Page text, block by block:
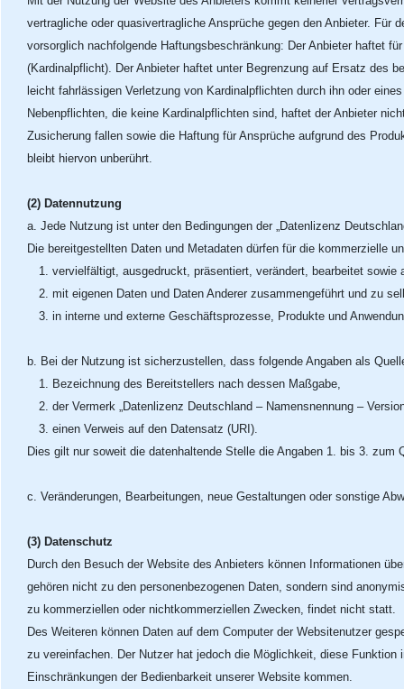
vertragliche oder quasivertragliche Ansprüche gegen den Anbieter.
vorsorglich nachfolgende Haftungsbeschränkung: Der Anbieter haftet
(Kardinalpflicht). Der Anbieter haftet unter Begrenzung auf Ersatz des
leicht fahrlässigen Verletzung von Kardinalpflichten durch ihn oder
Nebenpflichten, die keine Kardinalpflichten sind, haftet der Anbieter
Zusicherung fallen sowie die Haftung für Ansprüche aufgrund des
bleibt hiervon unberührt.
(2) Datennutzung
a. Jede Nutzung ist unter den Bedingungen der „Datenlizenz
Die bereitgestellten Daten und Metadaten dürfen für die kommerzielle
1. vervielfältigt, ausgedruckt, präsentiert, verändert, bearbeitet sowie
2. mit eigenen Daten und Daten Anderer zusammengeführt und zu
3. in interne und externe Geschäftsprozesse, Produkte und
b. Bei der Nutzung ist sicherzustellen, dass folgende Angaben als
1. Bezeichnung des Bereitstellers nach dessen Maßgabe,
2. der Vermerk „Datenlizenz Deutschland – Namensnennung –
3. einen Verweis auf den Datensatz (URI).
Dies gilt nur soweit die datenhaltende Stelle die Angaben 1. bis 3. zum
c. Veränderungen, Bearbeitungen, neue Gestaltungen oder sonstige
(3) Datenschutz
Durch den Besuch der Website des Anbieters können Informationen
gehören nicht zu den personenbezogenen Daten, sondern sind
zu kommerziellen oder nichtkommerziellen Zwecken, findet nicht statt.
Des Weiteren können Daten auf dem Computer der Websitenutzer
zu vereinfachen. Der Nutzer hat jedoch die Möglichkeit, diese
Einschränkungen der Bedienbarkeit unserer Website kommen.